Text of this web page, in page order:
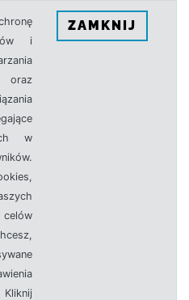
i
oraz
w
ZAMKNIJ